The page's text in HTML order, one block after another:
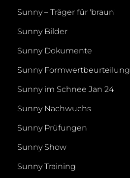
Sunny – Träger für 'braun'
Sunny Bilder
Sunny Dokumente
Sunny Formwertbeurteilung
Sunny im Schnee Jan 24
Sunny Nachwuchs
Sunny Prüfungen
Sunny Show
Sunny Training